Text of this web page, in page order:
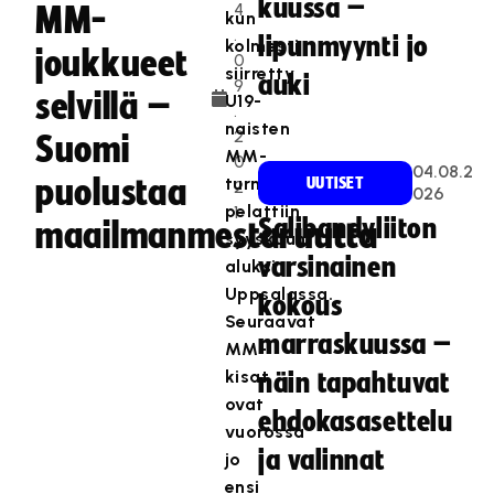
MM-
joukkueet
selvillä –
Suomi
puolustaa
maailmanmestaruutta
4
.
0
9
.
2
0
2
1
kun
kolmesti
siirretty
U19-
naisten
MM-
turnaus
pelattiin
syyskuun
aluksi
Uppsalassa.
Seuraavat
MM-
kisat
ovat
vuorossa
jo
ensi
kuussa –
lipunmyynti jo
auki
UUTISET
04.08.2
026
Salibandyliiton
varsinainen
kokous
marraskuussa –
näin tapahtuvat
ehdokasasettelu
ja valinnat